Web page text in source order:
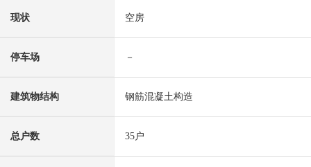
现状 空房
停车场 －
建筑物结构 钢筋混凝土构造
总户数 35户